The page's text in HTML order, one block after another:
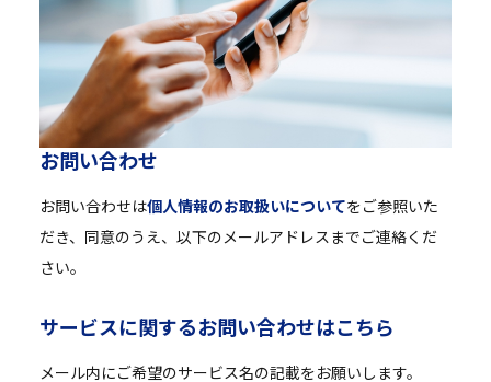
お問い合わせ
お問い合わせは個人情報のお取扱いについてをご参照いた
だき、同意のうえ、以下のメールアドレスまでご連絡くだ
さい。
サービスに関するお問い合わせはこちら
メール内にご希望のサービス名の記載をお願いします。